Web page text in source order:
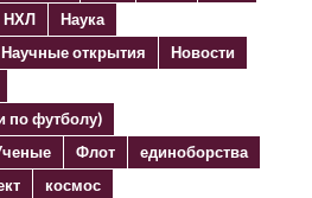
НХЛ
Наука
Научные открытия
Новости
по футболу)
Флот
единоборства
космос